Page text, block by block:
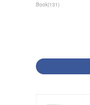
Book(131)